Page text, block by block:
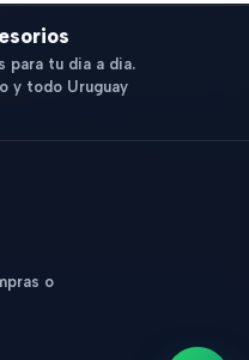
para tu dia a dia.
y todo Uruguay
o